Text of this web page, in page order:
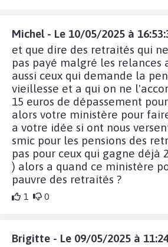
Michel - Le 10/05/2025 à
et que dire des retraités qui
pas payé malgré les relances
aussi ceux qui demande la
vieillesse et a qui on ne
15 euros de dépassement
alors votre ministère pour
a votre idée si ont nous
smic pour les pensions des
pas pour ceux qui gagne déjà
) alors a quand ce ministère
pauvre des retraités ?
1 0
Brigitte - Le 09/05/2025 à